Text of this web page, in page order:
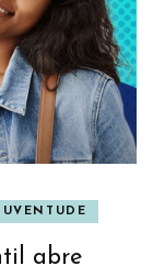
abre